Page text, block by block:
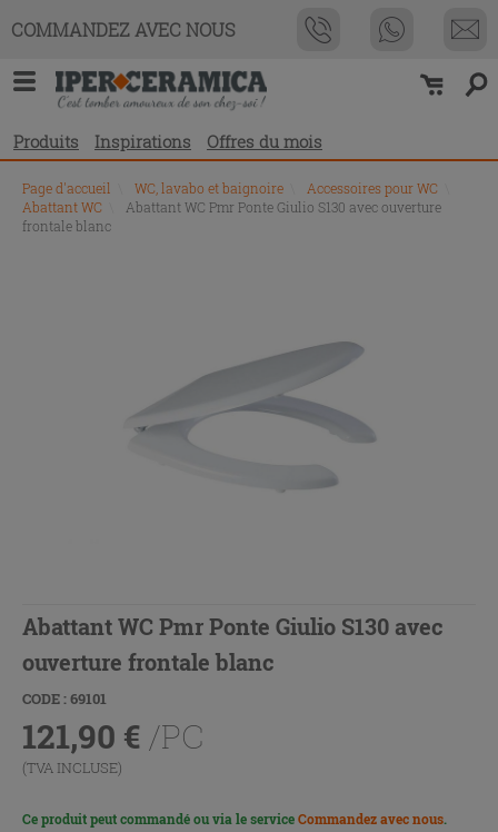
COMMANDEZ AVEC NOUS
Produits Inspirations Offres du mois
Page d'accueil WC, lavabo et baignoire Accessoires pour WC
Abattant WC
Abattant WC Pmr Ponte Giulio S130 avec ouverture
frontale blanc
Abattant WC Pmr Ponte Giulio S130 avec
ouverture frontale blanc
CODE : 69101
121,90 € /PC
(TVA INCLUSE)
Ce produit peut commandé ou via le serviceCommandez avec nous.